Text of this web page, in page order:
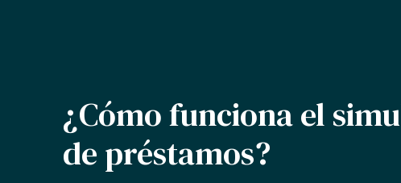
¿Cómo funciona el
de préstamos?